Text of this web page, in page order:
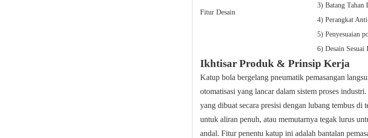
Fitur Desain
3) Batang Tahan
4) Perangkat
5) Penyesuaian
6) Desain Sesuai
Ikhtisar Produk & Prinsip Kerja
Katup bola bergelang pneumatik pemasangan
otomatisasi yang lancar dalam sistem proses
yang dibuat secara presisi dengan lubang tembus di
untuk aliran penuh, atau memutarnya tegak lurus
andal. Fitur penentu katup ini adalah bantalan